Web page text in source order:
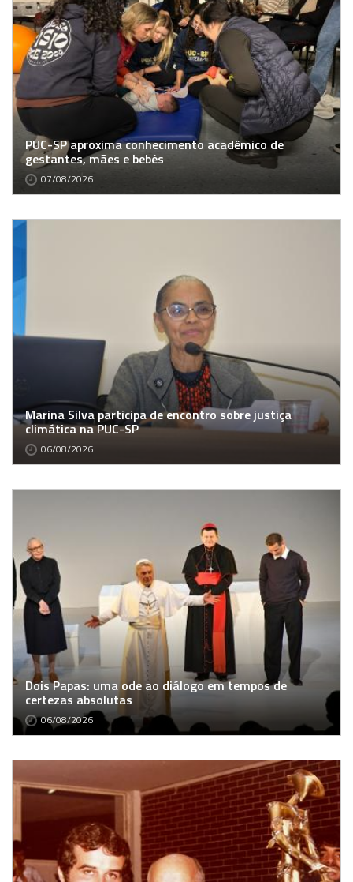
PUC-SP aproxima conhecimento acadêmico de
gestantes, mães e bebês
07/08/2026
Marina Silva participa de encontro sobre justiça
climática na PUC-SP
06/08/2026
Dois Papas: uma ode ao diálogo em tempos de
certezas absolutas
06/08/2026